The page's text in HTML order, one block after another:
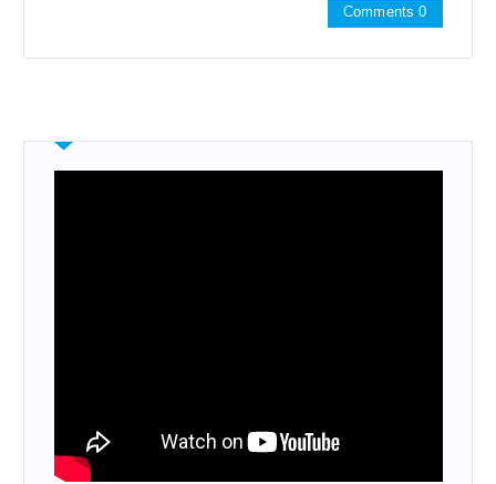
Comments 0